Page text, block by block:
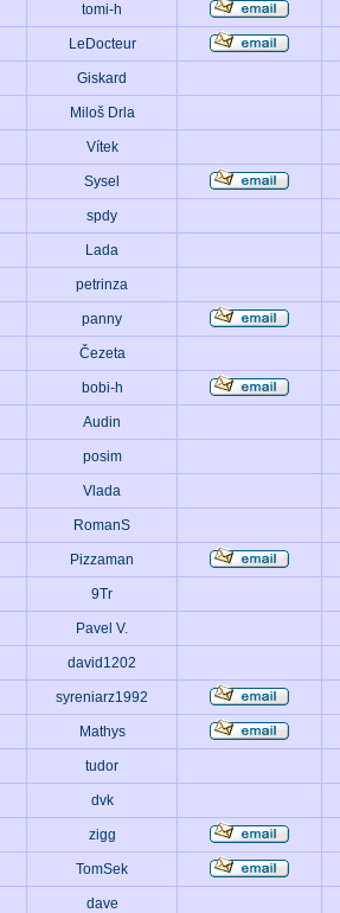
tomi-h
LeDocteur
Giskard
Miloš Drla
Vítek
Sysel
spdy
Lada
petrinza
panny
Čezeta
bobi-h
Audin
posim
Vlada
RomanS
Pizzaman
9Tr
Pavel V.
david1202
syreniarz1992
Mathys
tudor
dvk
zigg
TomSek
dave